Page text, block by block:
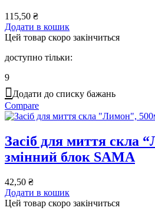
115,50 ₴
Додати в кошик
Цей товар скоро закінчиться
доступно тільки:
9
Додати до списку бажань
Compare
Засіб для миття скла
змінний блок SAMA
42,50 ₴
Додати в кошик
Цей товар скоро закінчиться